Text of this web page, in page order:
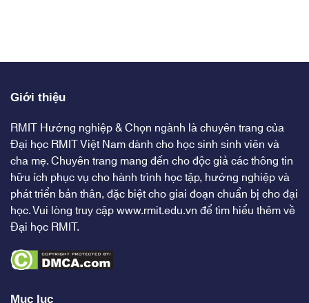
Giới thiệu
RMIT Hướng nghiệp & Chọn ngành là chuyên trang của
Đại học RMIT Việt Nam dành cho học sinh sinh viên và
cha mẹ. Chuyên trang mang đến cho độc giả các thông tin
hữu ích phục vụ cho hành trình học tập, hướng nghiệp và
phát triển bản thân, đặc biệt cho giai đoạn chuẩn bị cho đại
học. Vui lòng truy cậpwww.rmit.edu.vnđể tìm hiểu thêm về
Đại học RMIT.
Mục lục